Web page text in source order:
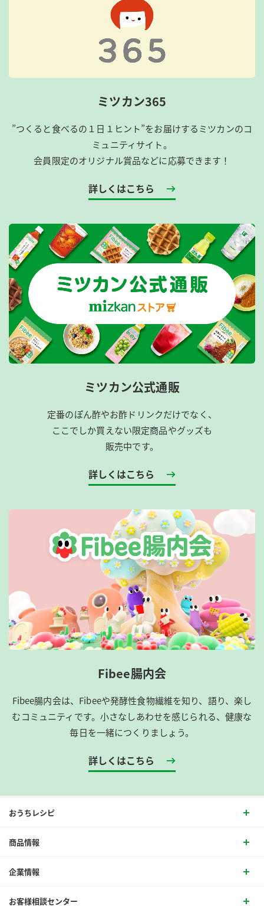
ミツカン365
”つくると食べるの１日１ヒント”をお届けするミツカンのコ
ミュニティサイト。
会員限定のオリジナル賞品などに応募できます！
詳しくはこちら
ミツカン公式通販
定番のぽん酢やお酢ドリンクだけでなく、
ここでしか買えない限定商品やグッズも
販売中です。
詳しくはこちら
Fibee腸内会
Fibee腸内会は、​Fibeeや発酵性食物繊維を知り、語り、楽し
むコミュニティです。​小さなしあわせを感じられる、健康な
毎日を一緒につくりましょう。
詳しくはこちら
おうちレシピ
商品情報
企業情報
お客様相談センター